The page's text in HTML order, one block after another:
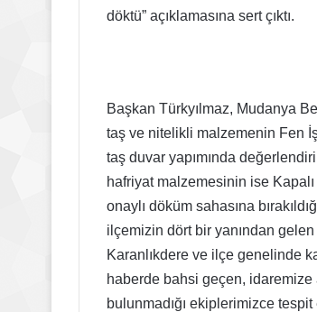
döktü” açıklamasına sert çıktı.
Başkan Türkyılmaz, Mudanya
taş ve nitelikli malzemenin Fen
taş duvar yapımında
hafriyat malzemesinin ise
onaylı döküm sahasına
ilçemizin dört bir yanından
Karanlıkdere ve ilçe genelinde
haberde bahsi geçen, idaremize
bulunmadığı ekiplerimizce